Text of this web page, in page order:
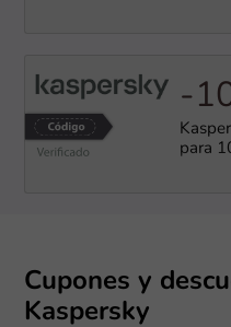
-
para
Cupones y
Kaspersky